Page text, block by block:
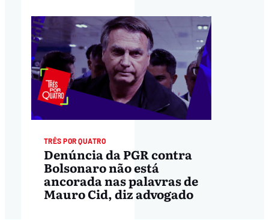
TRÊS POR QUATRO
Denúncia da PGR contra
Bolsonaro não está
ancorada nas palavras de
Mauro Cid, diz advogado